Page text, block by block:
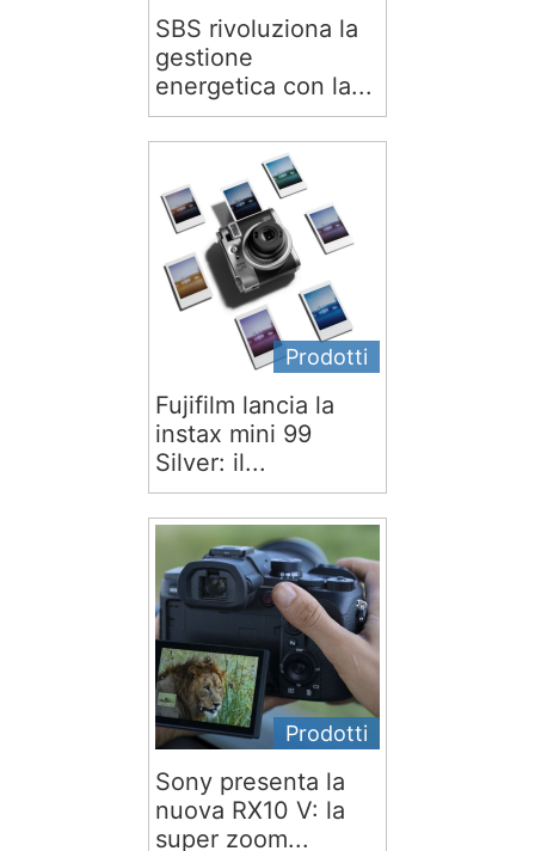
SBS rivoluziona la
gestione
energetica con la...
Prodotti
Fujifilm lancia la
instax mini 99
Silver: il...
Prodotti
Sony presenta la
nuova RX10 V: la
super zoom...